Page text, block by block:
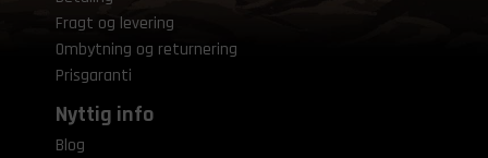
Fragt og levering
Ombytning og returnering
Prisgaranti
Nyttig info
Blog